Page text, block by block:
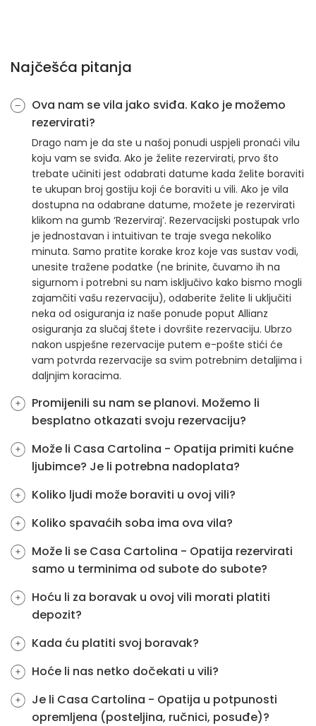
Najčešća pitanja
Ova nam se vila jako sviđa. Kako je možemo
rezervirati?
Drago nam je da ste u našoj ponudi uspjeli pronaći vilu
koju vam se sviđa. Ako je želite rezervirati, prvo što
trebate učiniti jest odabrati datume kada želite boraviti
te ukupan broj gostiju koji će boraviti u vili. Ako je vila
dostupna na odabrane datume, možete je rezervirati
klikom na gumb ‘Rezerviraj’. Rezervacijski postupak vrlo
je jednostavan i intuitivan te traje svega nekoliko
minuta. Samo pratite korake kroz koje vas sustav vodi,
unesite tražene podatke (ne brinite, čuvamo ih na
sigurnom i potrebni su nam isključivo kako bismo mogli
zajamčiti vašu rezervaciju), odaberite želite li uključiti
neka od osiguranja iz naše ponude poput Allianz
osiguranja za slučaj štete i dovršite rezervaciju. Ubrzo
nakon uspješne rezervacije putem e-pošte stići će
vam potvrda rezervacije sa svim potrebnim detaljima i
daljnjim koracima.
Promijenili su nam se planovi. Možemo li
besplatno otkazati svoju rezervaciju?
Može li Casa Cartolina - Opatija primiti kućne
ljubimce? Je li potrebna nadoplata?
Koliko ljudi može boraviti u ovoj vili?
Koliko spavaćih soba ima ova vila?
Može li se Casa Cartolina - Opatija rezervirati
samo u terminima od subote do subote?
Hoću li za boravak u ovoj vili morati platiti
depozit?
Kada ću platiti svoj boravak?
Hoće li nas netko dočekati u vili?
Je li Casa Cartolina - Opatija u potpunosti
opremljena (posteljina, ručnici, posuđe)?